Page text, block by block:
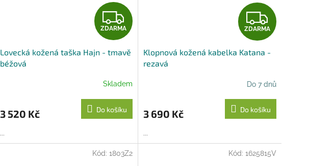
Z
D
A
R
M
A
ZDARMA
Lovecká kožená taška Hajn - tmavě
béžová
Skladem
3 520 Kč Do košíku
...
Z
D
A
R
M
A
ZDARMA
Klopnová kožená kabelka Katana -
rezavá
Do 7 dnů
3 690 Kč Do košíku
...
Kód: 1803Z2 Kód: 1625815V